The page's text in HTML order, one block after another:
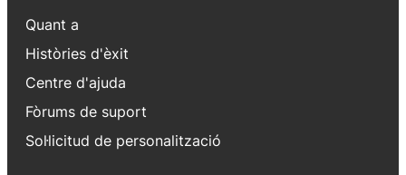
Quant a
Històries d'èxit
Centre d'ajuda
Fòrums de suport
Sol·licitud de personalització